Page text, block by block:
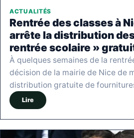
ACTUALITÉS
Rentrée des classes à
arrête la distribution
rentrée scolaire »
À quelques semaines de la
décision de la mairie de Nice de
distribution gratuite de
Lire